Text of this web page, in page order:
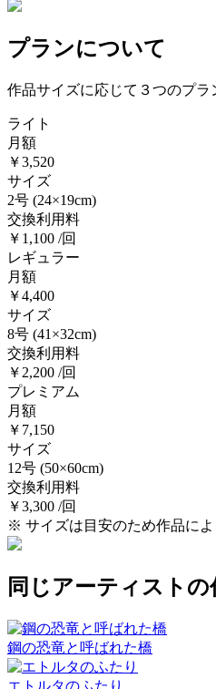
プランについて
作品サイズに応じて３つのプラ
ライト
月額
￥3,520
サイズ
2号 (24×19cm)
交換利用料
￥1,100 /回
レギュラー
月額
￥4,400
サイズ
8号 (41×32cm)
交換利用料
￥2,200 /回
プレミアム
月額
￥7,150
サイズ
12号 (50×60cm)
交換利用料
￥3,300 /回
※ サイズは目安のため作品によ
同じアーティストの
鋼の恐竜と呼ばれた橋
エトルタのふたり